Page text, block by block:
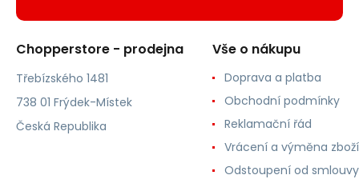
Chopperstore - prodejna
Třebízského 1481
738 01 Frýdek-Místek
Česká Republika
Vše o nákupu
Doprava a platba
Obchodní podmínky
Reklamační řád
Vrácení a výměna zboží
Odstoupení od smlouvy